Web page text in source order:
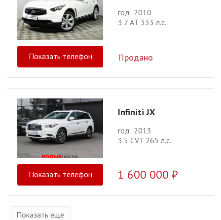
год: 2010
3.7 АТ 333 л.с.
Показать телефон Продано
Infiniti JX
год: 2013
3.5 CVT 265 л.с.
Показать телефон 1 600 000 ₽
Показать еще